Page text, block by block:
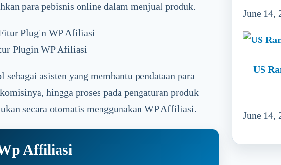
para pebisnis online dalam menjual produk.
Plugin WP Afiliasi
asisten yang membantu pendataan para
hingga proses pada pengaturan produk
secara otomatis menggunakan WP Affiliasi.
Affiliasi
June 14,
US
June 14,